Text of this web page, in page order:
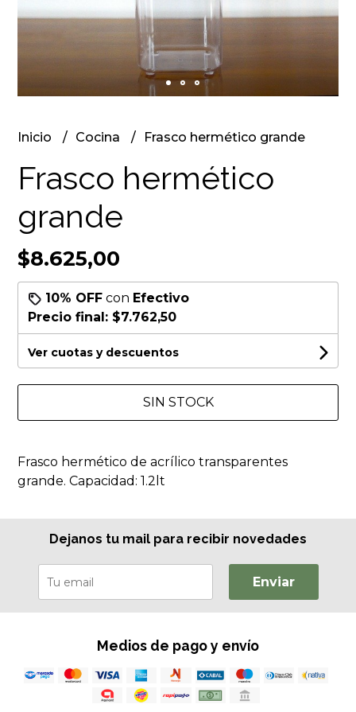
Inicio Cocina Frasco hermético grande
Frasco hermético
grande
$8.625,00
10% OFF con Efectivo
Precio final: $7.762,50
Ver cuotas y descuentos
SIN STOCK
Frasco hermético de acrílico transparentes
grande. Capacidad: 1.2lt
Dejanos tu mail para recibir novedades
Enviar
Medios de pago y envío